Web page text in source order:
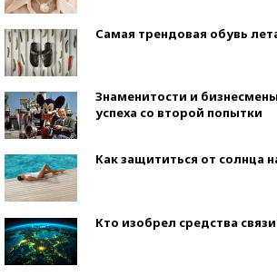
Самая трендовая обувь
Знаменитости и
успеха со второй попытки
Как защититься от солнца
Кто изобрел средства